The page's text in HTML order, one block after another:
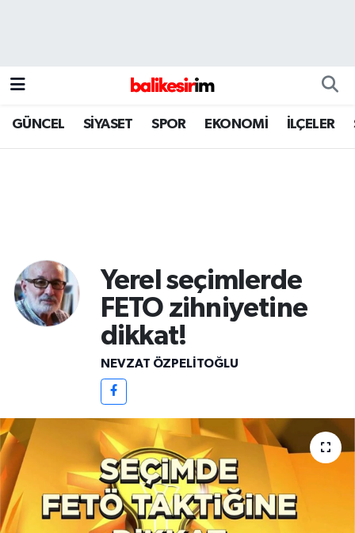
GÜNCEL SİYASET SPOR EKONOMİ İLÇELER
Yerel seçimlerde
FETO zihniyetine
dikkat!
NEVZAT ÖZPELİTOĞLU